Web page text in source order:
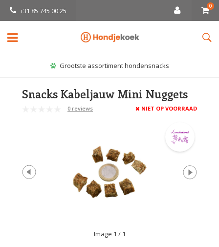
+31 85 745 00 25
0
Grootste assortiment hondensnacks
Snacks Kabeljauw Mini Nuggets
0 reviews NIET OP VOORRAAD
Image 1 / 1